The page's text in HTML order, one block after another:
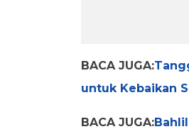
BACA JUGA:
untuk Kebaikan
BACA JUGA: